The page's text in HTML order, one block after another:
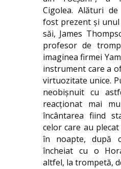
Cigolea. Alături
fost prezent și
săi, James
profesor de
imaginea firmei
instrument care a
virtuozitate unice.
neobișnuit cu
reacționat mai
încântarea fiind
celor care au
în noapte, după
încheiat cu o
altfel, la trompetă,